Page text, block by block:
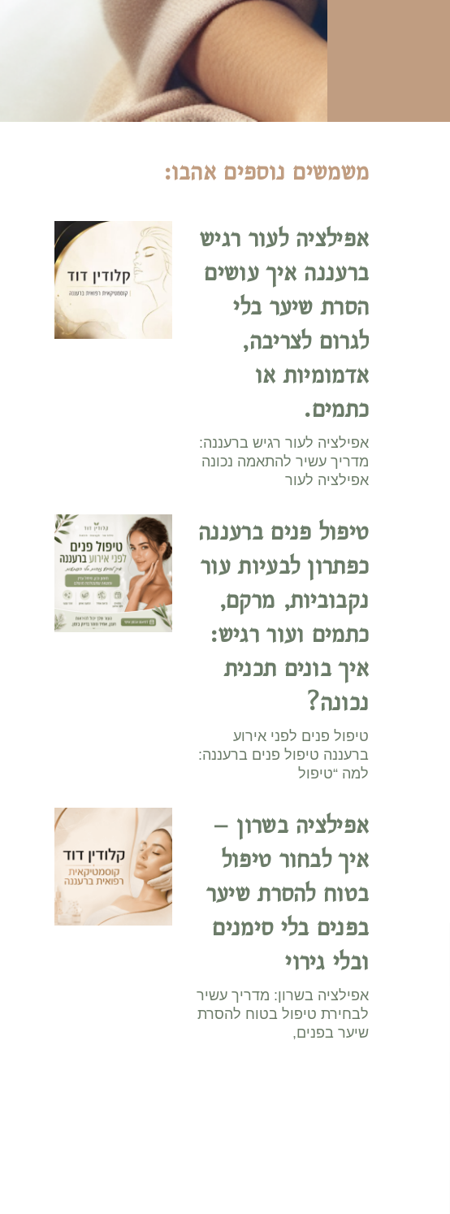
משמשים נוספים אהבו:
אפילציה לעור רגיש
ברעננה איך עושים
הסרת שיער בלי
לגרום לצריבה,
אדמומיות או
כתמים.
אפילציה לעור רגיש ברעננה:
מדריך עשיר להתאמה נכונה
אפילציה לעור
טיפול פנים ברעננה
כפתרון לבעיות עור
נקבוביות, מרקם,
כתמים ועור רגיש:
איך בונים תכנית
נכונה?
טיפול פנים לפני אירוע
ברעננה טיפול פנים ברעננה:
למה “טיפול
אפילציה בשרון –
איך לבחור טיפול
בטוח להסרת שיער
בפנים בלי סימנים
ובלי גירוי
אפילציה בשרון: מדריך עשיר
לבחירת טיפול בטוח להסרת
שיער בפנים,